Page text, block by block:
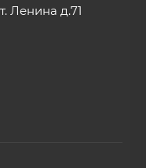
Ленина д.71